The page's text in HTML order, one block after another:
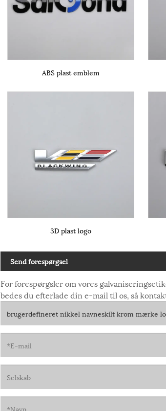
ABS plast emblem
3D plast logo
Send forespørgsel
For forespørgsler om vores
bedes du efterlade din e-mail til os, så